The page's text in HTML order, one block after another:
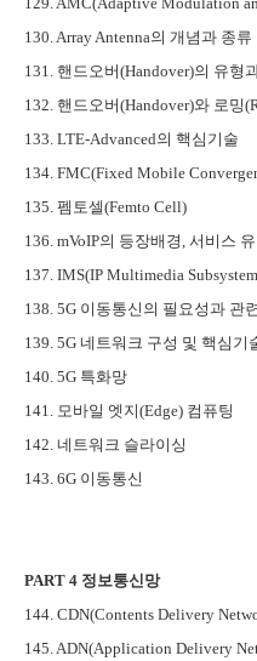
130. Array Antenna의 개념과 종류
131. 핸드오버(Handover)의 유형
132. 핸드오버(Handover)와 로밍
133. LTE-Advanced의 핵심기술
134. FMC(Fixed Mobile
135. 펨토셀(Femto Cell)
136. mVoIP의 등장배경, 서비스
137. IMS(IP Multimedia
138. 5G 이동통신의 필요성과 관
139. 5G 네트워크 구성 및 핵심기
140. 5G 특화망
141. 모바일 엣지(Edge) 컴퓨팅
142. 네트워크 슬라이싱
143. 6G 이동통신
PART 4 정보통신망
144. CDN(Contents Delivery
145. ADN(Application Delivery